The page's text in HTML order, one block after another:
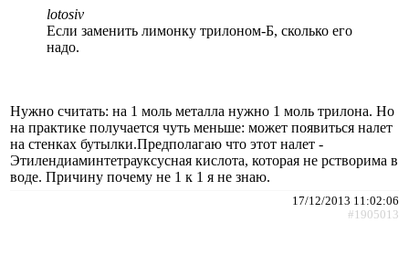
lotosiv
Если заменить лимонку трилоном-Б, сколько его
надо.
Нужно считать: на 1 моль металла нужно 1 моль трилона. Но
на практике получается чуть меньше: может появиться налет
на стенках бутылки.Предполагаю что этот налет -
Этилендиаминтетрауксусная кислота, которая не рстворима в
воде. Причину почему не 1 к 1 я не знаю.
17/12/2013 11:02:06
#1905013